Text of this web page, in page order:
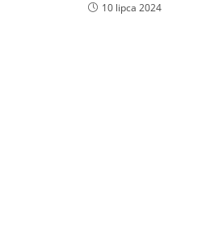
10 lipca 2024